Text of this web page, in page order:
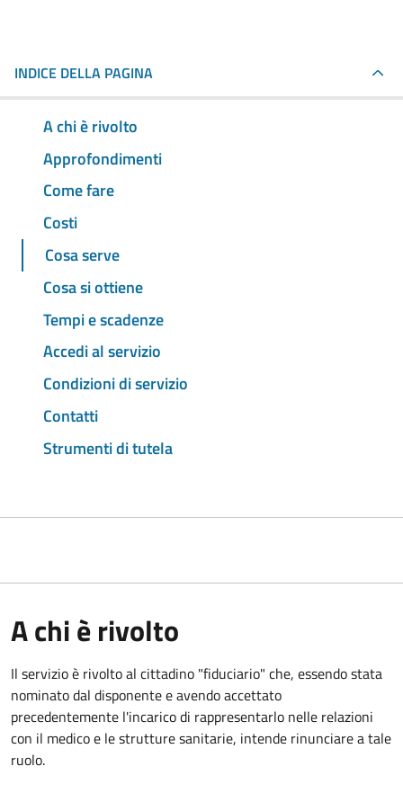
INDICE DELLA PAGINA
A chi è rivolto
Approfondimenti
Come fare
Costi
Cosa serve
Cosa si ottiene
Tempi e scadenze
Accedi al servizio
Condizioni di servizio
Contatti
Strumenti di tutela
A chi è rivolto
Il servizio è rivolto al cittadino "fiduciario" che, essendo stata
nominato dal disponente e avendo accettato
precedentemente l'incarico di rappresentarlo nelle relazioni
con il medico e le strutture sanitarie, intende rinunciare a tale
ruolo.